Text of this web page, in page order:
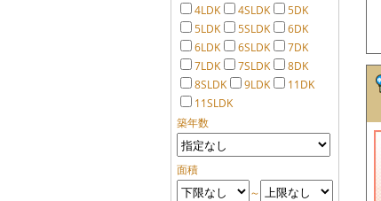
4LDK
4SLDK
5DK
5LDK
5SLDK
6DK
6LDK
6SLDK
7DK
7LDK
7SLDK
8DK
8SLDK
9LDK
11DK
11SLDK
築年数
面積
～